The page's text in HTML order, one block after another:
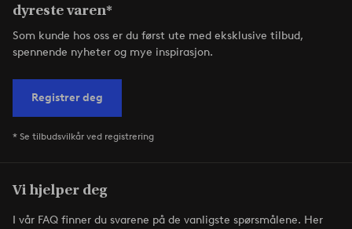
dyreste varen*
Som kunde hos oss er du først ute med eksklusive tilbud,
spennende nyheter og mye inspirasjon.
Registrer deg
* Se tilbudsvilkår ved registrering
Vi hjelper deg
I vår FAQ finner du svarene på de vanligste spørsmålene. Her